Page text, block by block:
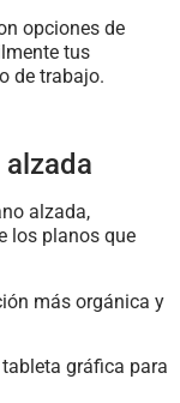
opciones de
tus
de trabajo.
alzada,
los planos que
más orgánica y
gráfica para